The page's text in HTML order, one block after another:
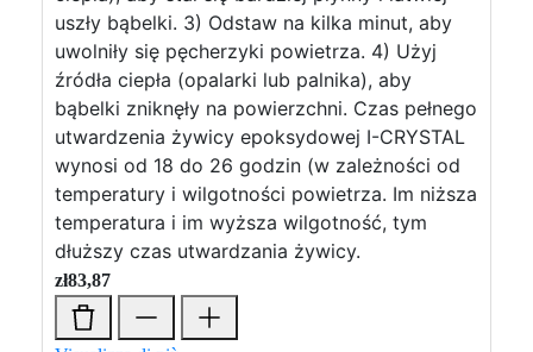
uszły bąbelki. 3) Odstaw na kilka minut, aby
uwolniły się pęcherzyki powietrza. 4) Użyj
źródła ciepła (opalarki lub palnika), aby
bąbelki zniknęły na powierzchni. Czas pełnego
utwardzenia żywicy epoksydowej I-CRYSTAL
wynosi od 18 do 26 godzin (w zależności od
temperatury i wilgotności powietrza. Im niższa
temperatura i im wyższa wilgotność, tym
dłuższy czas utwardzania żywicy.
zł83,87